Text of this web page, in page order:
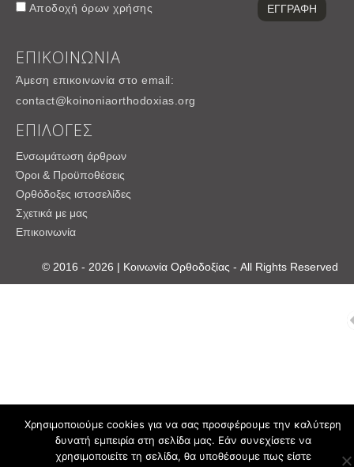
Αποδοχή όρων χρήσης
ΕΠΙΚΟΙΝΩΝΙΑ
Άμεση επικοινωνία στο email:
contact@koinoniaorthodoxias.org
ΕΠΙΛΟΓΕΣ
Ενσωμάτωση άρθρων
Όροι & Προϋποθέσεις
Ορθόδοξες ιστοσελίδες
Σχετικά με μας
Επικοινωνία
© 2016 - 2026 | Κοινωνία Ορθοδοξίας - All Rights Reserved
Χρησιμοποιούμε cookies για να σας προσφέρουμε την καλύτερη
δυνατή εμπειρία στη σελίδα μας. Εάν συνεχίσετε να
χρησιμοποιείτε τη σελίδα, θα υποθέσουμε πως είστε